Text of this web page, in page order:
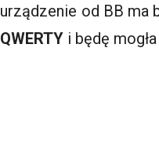
urządzenie od BB ma
QWERTY i będę